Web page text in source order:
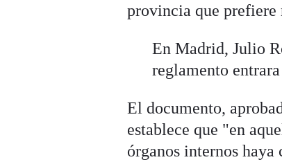
provincia que prefiere
En Madrid, Julio
reglamento
El documento,
establece que "en
órganos internos